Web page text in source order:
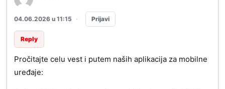
04.06.2026 u 11:15 · Prijavi
Reply
Pročitajte celu vest i putem naših aplikacija za mobilne
uređaje: